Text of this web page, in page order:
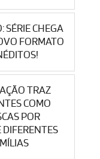
SÉRIE CHEGA
FORMATO
TRAZ
COMO
POR
DIFERENTES